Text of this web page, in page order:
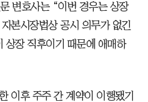
변호사는 “이번 경우는 상장
본시장법상 공시 의무가 없긴
상장 직후이기 때문에 애매하
이후 주주 간 계약이 이행됐기